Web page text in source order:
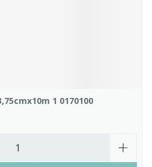
1 0170100